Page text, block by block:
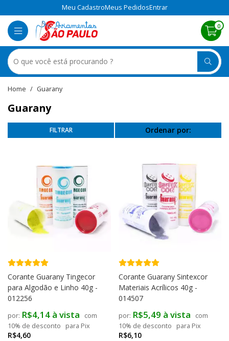
Meu CadastroMeus PedidosEntrar
0
Guarany
Guarany
Ordenar por:
Corante Guarany Tingecor
para Algodão e Linho 40g -
012256
R$4,60
R$4,14 à vista
com
10% de desconto
para Pix
Corante Guarany Sintexcor
Materiais Acrílicos 40g -
014507
R$6,10
R$5,49 à vista
com
10% de desconto
para Pix